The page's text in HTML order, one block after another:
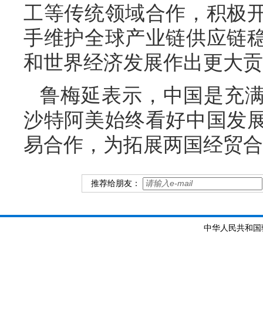
工等传统领域合作，积极
手维护全球产业链供应链
和世界经济发展作出更大
鲁梅延表示，中国是充
沙特阿美始终看好中国发
易合作，为拓展两国经贸
推荐给朋友：
中华人民共和